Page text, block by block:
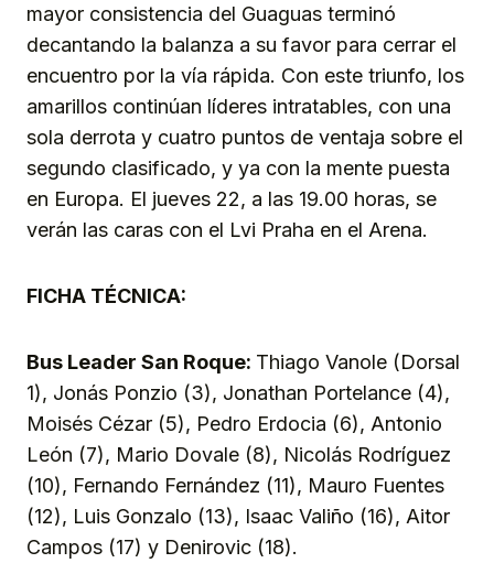
mayor consistencia del Guaguas terminó
decantando la balanza a su favor para cerrar el
encuentro por la vía rápida. Con este triunfo, los
amarillos continúan líderes intratables, con una
sola derrota y cuatro puntos de ventaja sobre el
segundo clasificado, y ya con la mente puesta
en Europa. El jueves 22, a las 19.00 horas, se
verán las caras con el Lvi Praha en el Arena.
FICHA TÉCNICA:
Bus Leader San Roque: Thiago Vanole (Dorsal
1), Jonás Ponzio (3), Jonathan Portelance (4),
Moisés Cézar (5), Pedro Erdocia (6), Antonio
León (7), Mario Dovale (8), Nicolás Rodríguez
(10), Fernando Fernández (11), Mauro Fuentes
(12), Luis Gonzalo (13), Isaac Valiño (16), Aitor
Campos (17) y Denirovic (18).